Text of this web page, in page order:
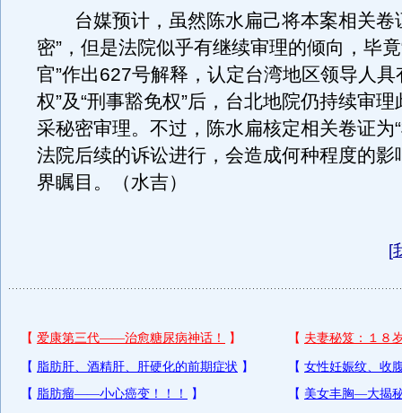
台媒预计，虽然陈水扁己将本案相关卷
密”，但是法院似乎有继续审理的倾向，毕
官”作出627号解释，认定台湾地区领导人具
权”及“刑事豁免权”后，台北地院仍持续审
采秘密审理。不过，陈水扁核定相关卷证为
法院后续的诉讼进行，会造成何种程度的影
界瞩目。（水吉）
[